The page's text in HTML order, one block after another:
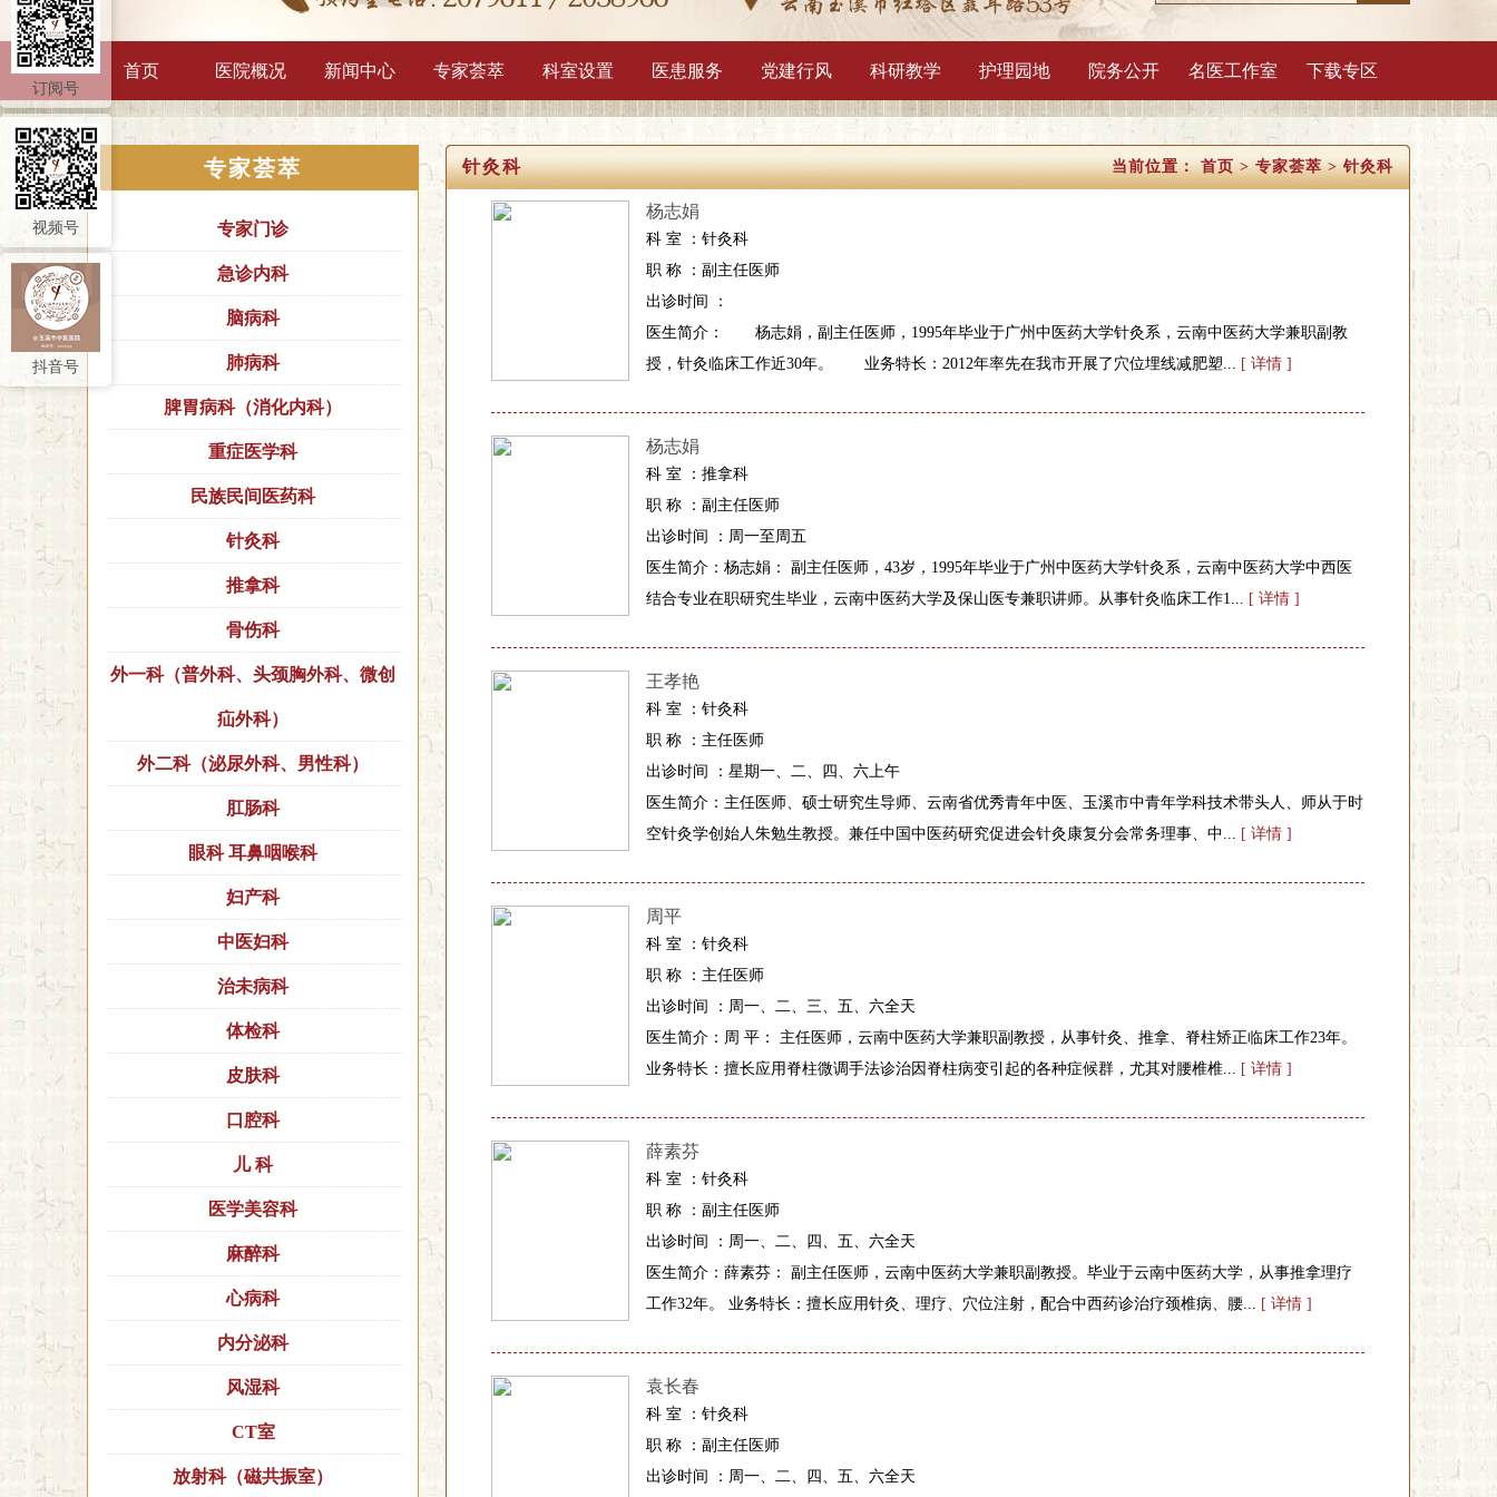
首页 医院概况 新闻中心 专家荟萃 科室设置 医患服务 党建行风 科研教学 护理园地 院务公开 名医工作室 下载专区
专家荟萃
专家门诊
急诊内科
脑病科
肺病科
脾胃病科（消化内科）
重症医学科
民族民间医药科
针灸科
推拿科
骨伤科
外一科（普外科、头颈胸外科、微创
疝外科）
外二科（泌尿外科、男性科）
肛肠科
眼科 耳鼻咽喉科
妇产科
中医妇科
治未病科
体检科
皮肤科
口腔科
儿 科
医学美容科
麻醉科
心病科
内分泌科
风湿科
CT室
放射科（磁共振室）
针灸科 当前位置：首页>专家荟萃>针灸科
杨志娟
科 室 ：针灸科
职 称 ：副主任医师
出诊时间 ：
医生简介： 杨志娟，副主任医师，1995年毕业于广州中医药大学针灸系，云南中医药大学兼职副教
授，针灸临床工作近30年。 业务特长：2012年率先在我市开展了穴位埋线减肥塑... [ 详情 ]
杨志娟
科 室 ：推拿科
职 称 ：副主任医师
出诊时间 ：周一至周五
医生简介：杨志娟： 副主任医师，43岁，1995年毕业于广州中医药大学针灸系，云南中医药大学中西医
结合专业在职研究生毕业，云南中医药大学及保山医专兼职讲师。从事针灸临床工作1... [ 详情 ]
王孝艳
科 室 ：针灸科
职 称 ：主任医师
出诊时间 ：星期一、二、四、六上午
医生简介：主任医师、硕士研究生导师、云南省优秀青年中医、玉溪市中青年学科技术带头人、师从于时
空针灸学创始人朱勉生教授。兼任中国中医药研究促进会针灸康复分会常务理事、中... [ 详情 ]
周平
科 室 ：针灸科
职 称 ：主任医师
出诊时间 ：周一、二、三、五、六全天
医生简介：周 平： 主任医师，云南中医药大学兼职副教授，从事针灸、推拿、脊柱矫正临床工作23年。
业务特长：擅长应用脊柱微调手法诊治因脊柱病变引起的各种症候群，尤其对腰椎椎... [ 详情 ]
薛素芬
科 室 ：针灸科
职 称 ：副主任医师
出诊时间 ：周一、二、四、五、六全天
医生简介：薛素芬： 副主任医师，云南中医药大学兼职副教授。毕业于云南中医药大学，从事推拿理疗
工作32年。 业务特长：擅长应用针灸、理疗、穴位注射，配合中西药诊治疗颈椎病、腰... [ 详情 ]
袁长春
科 室 ：针灸科
职 称 ：副主任医师
出诊时间 ：周一、二、四、五、六全天
订阅号
视频号
抖音号